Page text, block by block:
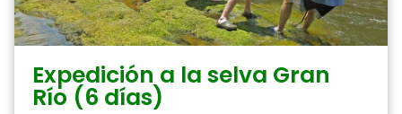
Expedición a la selva Gran
Río (6 días)